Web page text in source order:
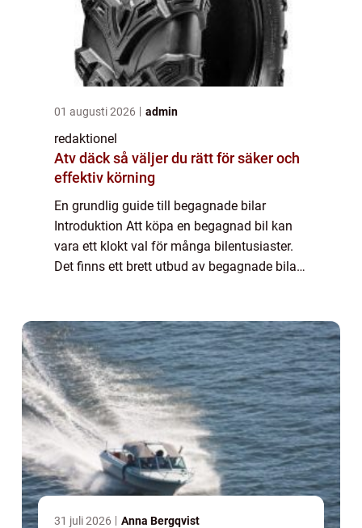
01 augusti 2026 admin
redaktionel
Atv däck så väljer du rätt för säker och
effektiv körning
En grundlig guide till begagnade bilar
Introduktion Att köpa en begagnad bil kan
vara ett klokt val för många bilentusiaster.
Det finns ett brett utbud av begagnade bilar
31 juli 2026 Anna Bergqvist